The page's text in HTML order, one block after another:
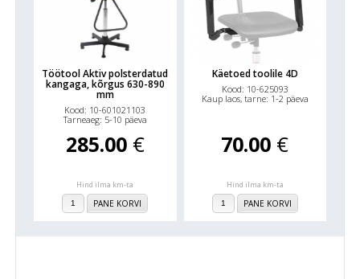
Töötool Aktiv polsterdatud
kangaga, kõrgus 630-890
mm
Kood: 10-601021103
Tarneaeg: 5-10 päeva
285.00 €
Hind ilma km-ta
PANE KORVI
Käetoed toolile 4D
Kood: 10-625093
Kaup laos, tarne: 1-2 päeva
70.00 €
Hind ilma km-ta
PANE KORVI